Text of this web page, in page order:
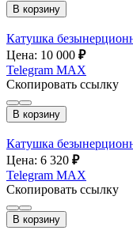
В корзину
Катушка
Цена: 10 000 ₽
Telegram MAX
Скопировать ссылку
В корзину
Катушка
Цена: 6 320 ₽
Telegram MAX
Скопировать ссылку
В корзину